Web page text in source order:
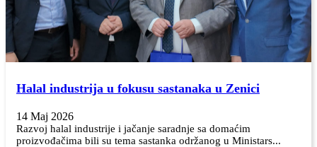
Halal industrija u fokusu sastanaka u Zenici
14 Maj 2026
Razvoj halal industrije i jačanje saradnje sa domaćim
proizvođačima bili su tema sastanka održanog u Ministars...